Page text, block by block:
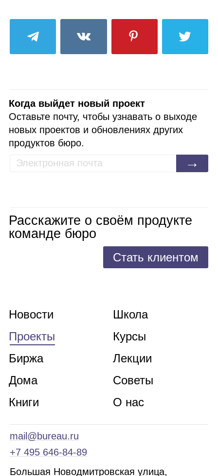
Стать клиентом
Когда выйдет новый проект
Оставьте почту, чтобы узнавать о выходе
новых проектов и обновлениях других
продуктов бюро.
→
Расскажите о своём продукте
команде бюро
Новости
Проекты
Биржа
Дома
Книги
Школа
Курсы
Лекции
Советы
О нас
mail@bureau.ru
+7 495 646‑84‑89
Большая Новодмитровская улица,